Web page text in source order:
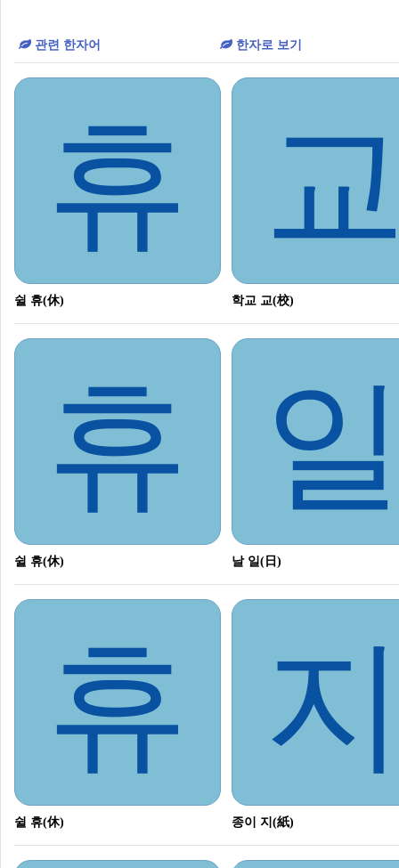
관련 한자어 한자로 보기
휴
쉴 휴(休) 학교 교(校)
휴
쉴 휴(休) 날 일(日)
휴
쉴 휴(休) 종이 지(紙)